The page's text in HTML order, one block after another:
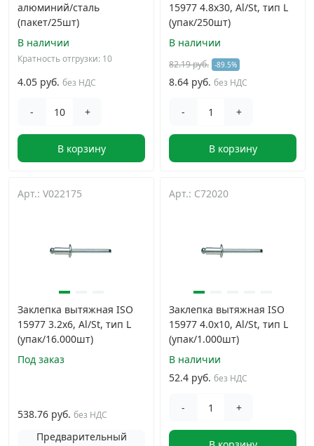
Заклепки ›
Химический крепеж
Хомуты и шуруп-шпильки ›
Комплекты и наборы крепежа
Кронштейны и крюки хозяйственные
Метрический крепеж
Электро и бензоинструмент, оборудование
Нержавеющий крепеж
алюминий/сталь
(пакет/25шт)
В наличии
Кратность отгрузки: 10
4.05 руб. без НДС
- +
В корзину
15977 4.8х30, Al/St, тип L
(упак/250шт)
В наличии
82.19 руб. -89.5%
8.64 руб. без НДС
- +
В корзину
Арт.: V022175
Заклепка вытяжная ISO
15977 3.2х6, Al/St, тип L
(упак/16.000шт)
Под заказ
538.76 руб. без НДС
Предварительный
Арт.: C72020
Заклепка вытяжная ISO
15977 4.0х10, Al/St, тип L
(упак/1.000шт)
В наличии
52.4 руб. без НДС
- +